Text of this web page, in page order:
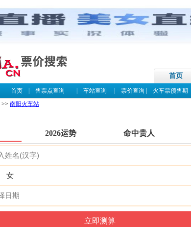
首页
首页| 售票点查询 车站查询 票价查询 火车票预售期
>> 南阳火车站
2026运势 命中贵人
女